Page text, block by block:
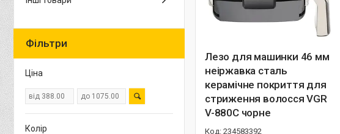
Лезо для машинки 46 мм
неіржавка сталь
керамічне покриття для
стриження волосся VGR
V-880C чорне
234583392
Фільтри
Ціна
Колір